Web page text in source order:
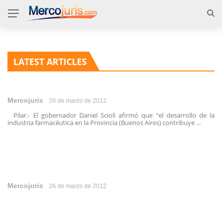
LATEST ARTICLES
Mercojuris 26 de marzo de 2012
Pilar.- El gobernador Daniel Scioli afirmó que “el desarrollo de la
industria farmacéutica en la Provincia (Buenos Aires) contribuye ...
Mercojuris 26 de marzo de 2012